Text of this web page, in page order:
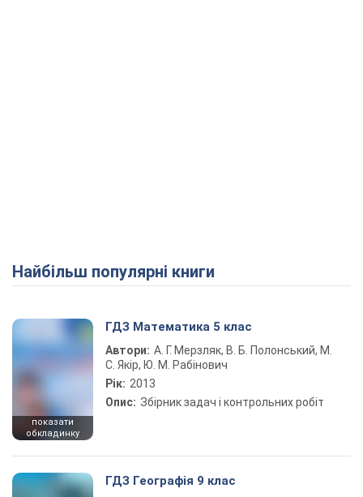
Найбільш популярні книги
показати
обкладинку
ГДЗ Математика 5 клас
Автори: А. Г. Мерзляк, В. Б. Полонський, М.
С. Якір, Ю. М. Рабінович
Рік: 2013
Опис: Збірник задач і контрольних робіт
ГДЗ Географія 9 клас